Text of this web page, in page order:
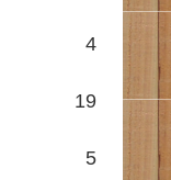
4
19
5